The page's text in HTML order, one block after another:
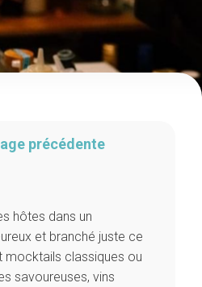
précédente
hôtes dans un
et branché juste ce
mocktails classiques ou
savoureuses, vins